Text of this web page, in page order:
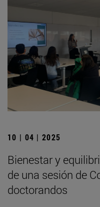
10 | 04 | 2025
Bienestar y
de una sesión de
doctorandos